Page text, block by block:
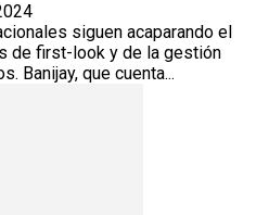
siguen acaparando el
de first-look y de la gestión
Banijay, que cuenta...